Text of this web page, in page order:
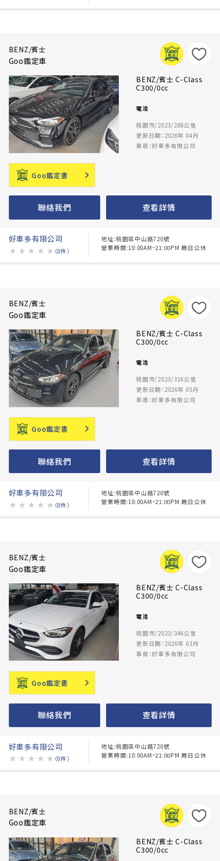
BENZ/賓士
Goo鑑定車
BENZ/賓士 C-Class
C300/0cc
電洽
桃園市/2023/288公里
更新日期：2026年 04月
車商：好車多有限公司
Goo鑑定書
聯絡我們 查看詳情
好車多有限公司
★ ★ ★ ★ ★ （0件）
地址:桃園區中山路720號
營業時間:10:00AM~21:00PM 周日公休
BENZ/賓士
Goo鑑定車
BENZ/賓士 C-Class
C300/0cc
電洽
桃園市/2023/316公里
更新日期：2026年 05月
車商：好車多有限公司
Goo鑑定書
聯絡我們 查看詳情
好車多有限公司
★ ★ ★ ★ ★ （0件）
地址:桃園區中山路720號
營業時間:10:00AM~21:00PM 周日公休
BENZ/賓士
Goo鑑定車
BENZ/賓士 C-Class
C300/0cc
電洽
桃園市/2023/346公里
更新日期：2026年 03月
車商：好車多有限公司
Goo鑑定書
聯絡我們 查看詳情
好車多有限公司
★ ★ ★ ★ ★ （0件）
地址:桃園區中山路720號
營業時間:10:00AM~21:00PM 周日公休
BENZ/賓士
Goo鑑定車
BENZ/賓士 C-Class
C300/0cc